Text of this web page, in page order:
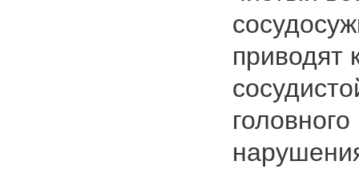
приводят